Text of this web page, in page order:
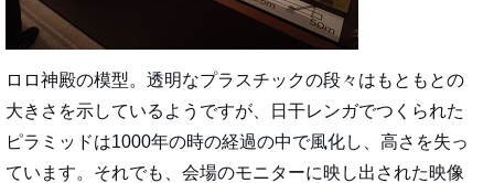
ロロ神殿の模型。透明なプラスチックの段々はもともとの
大きさを示しているようですが、日干レンガでつくられた
ピラミッドは1000年の時の経過の中で風化し、高さを失っ
ています。それでも、会場のモニターに映し出された映像